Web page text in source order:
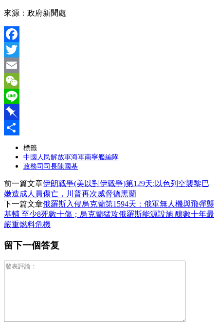
來源：政府新聞處
Facebook
Twitter
Email
WeChat
Line
Pinboard
標籤
中國人民解放軍海軍南寧艦編隊
政務司司長陳國基
前一篇文章伊朗戰爭(美以對伊戰爭)第129天:以色列空襲黎巴
嫩造成人員傷亡，川普再次威脅德黑蘭
下一篇文章俄羅斯入侵烏克蘭第1594天：俄軍無人機與飛彈襲
基輔 至少8死數十傷；烏克蘭猛攻俄羅斯能源設施 釀數十年最
嚴重燃料危機
留下一個答复